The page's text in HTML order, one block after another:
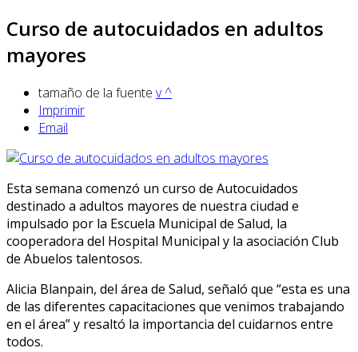
Curso de autocuidados en adultos
mayores
tamaño de la fuente v^
Imprimir
Email
Esta semana comenzó un curso de Autocuidados
destinado a adultos mayores de nuestra ciudad e
impulsado por la Escuela Municipal de Salud, la
cooperadora del Hospital Municipal y la asociación Club
de Abuelos talentosos.
Alicia Blanpain, del área de Salud, señaló que “esta es una
de las diferentes capacitaciones que venimos trabajando
en el área” y resaltó la importancia del cuidarnos entre
todos.